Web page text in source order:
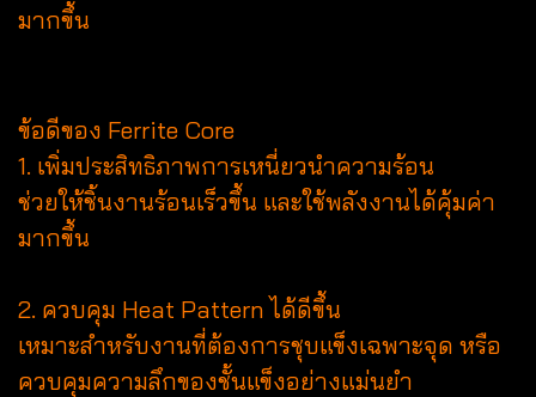
มากขึ้น
ข้อดีของ Ferrite Core
1. เพิ่มประสิทธิภาพการเหนี่ยวนำความร้อน
ช่วยให้ชิ้นงานร้อนเร็วขึ้น และใช้พลังงานได้คุ้มค่า
มากขึ้น
2. ควบคุม Heat Pattern ได้ดีขึ้น
เหมาะสำหรับงานที่ต้องการชุบแข็งเฉพาะจุด หรือ
ควบคุมความลึกของชั้นแข็งอย่างแม่นยำ